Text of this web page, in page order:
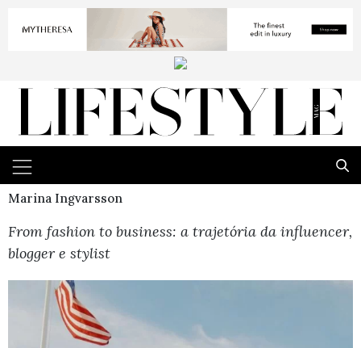
Marina Ingvarsson
From fashion to business: a trajetória da influencer,
blogger e stylist